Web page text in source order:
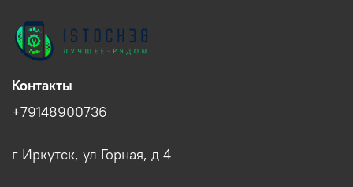
Контакты
+79148900736
г Иркутск, ул Горная, д 4